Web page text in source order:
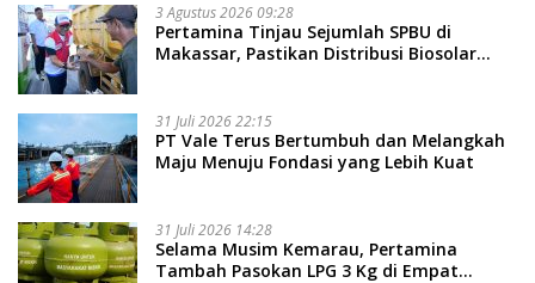
3 Agustus 2026 09:28
Pertamina Tinjau Sejumlah SPBU di
Makassar, Pastikan Distribusi Biosolar
31 Juli 2026 22:15
PT Vale Terus Bertumbuh dan Melangkah
Maju Menuju Fondasi yang Lebih Kuat
31 Juli 2026 14:28
Selama Musim Kemarau, Pertamina
Tambah Pasokan LPG 3 Kg di Empat